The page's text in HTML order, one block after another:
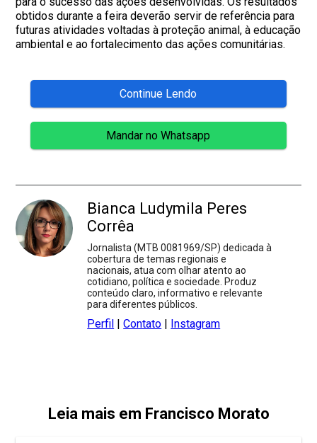
obtidos durante a feira deverão servir de referência para
futuras atividades voltadas à proteção animal, à educação
ambiental e ao fortalecimento das ações comunitárias.
Continue Lendo
Mandar no Whatsapp
Bianca Ludymila Peres
Corrêa
Jornalista (MTB 0081969/SP) dedicada à
cobertura de temas regionais e
nacionais, atua com olhar atento ao
cotidiano, política e sociedade. Produz
conteúdo claro, informativo e relevante
para diferentes públicos.
Perfil |Contato | Instagram
Leia mais em Francisco Morato